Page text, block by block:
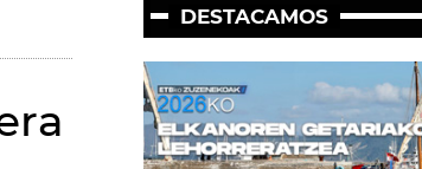
DESTACAMOS